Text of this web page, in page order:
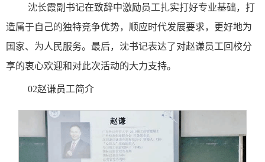
沈长霞副书记在致辞中激励员工扎实打好专业基础，打
造属于自己的独特竞争优势，顺应时代发展要求，更好地为
国家、为人民服务。最后，沈书记表达了对赵谦员工回校分
享的衷心欢迎和对此次活动的大力支持。
02赵谦员工简介